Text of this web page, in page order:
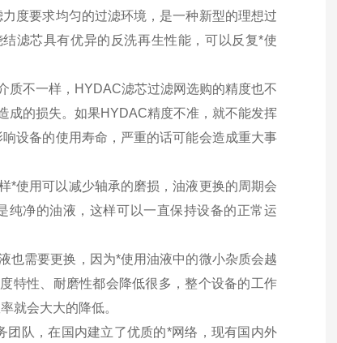
度要求均匀的过滤环境，是一种新型的理想过
滤芯具有优异的反洗再生性能，可以反复*使
质不一样，HYDAC滤芯过滤网选购的精度也不
成的损失。如果HYDAC精度不准，就不能发挥
设备的使用寿命，严重的话可能会造成重大事
*使用可以减少轴承的磨损，油液更换的周期会
净的油液，这样可以一直保持设备的正常运
也需要更换，因为*使用油液中的微小杂质会越
特性、耐磨性都会降低很多，整个设备的工作
就会大大的降低。
队，在国内建立了优质的*网络，现有国内外